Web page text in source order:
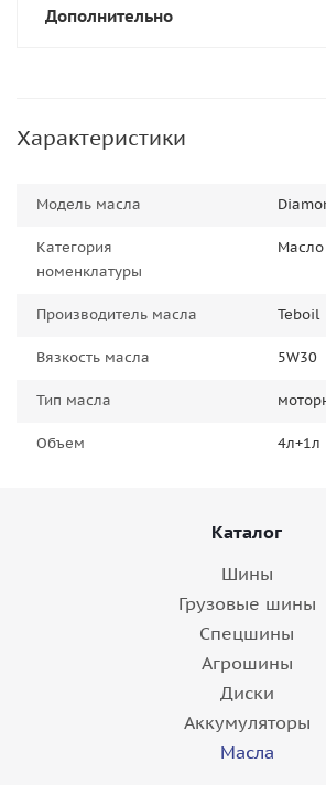
Дополнительно
Характеристики
Модель масла
Категория
номенклатуры
Масло
Производитель масла Teboil
Вязкость масла 5W30
Тип масла
Объем 4л+1л
Каталог
Шины
Грузовые шины
Спецшины
Агрошины
Диски
Аккумуляторы
Масла